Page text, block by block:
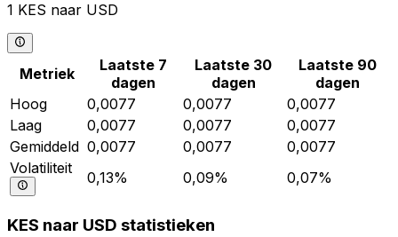
1 KES naar USD
Metriek
Laatste 7
dagen
Laatste 30
dagen
Laatste 90
dagen
Hoog
0,0077 0,0077
0,0077
Laag
0,0077 0,0077
0,0077
Gemiddeld 0,0077 0,0077
0,0077
Volatiliteit
0,13% 0,09% 0,07%
KES naar USD statistieken